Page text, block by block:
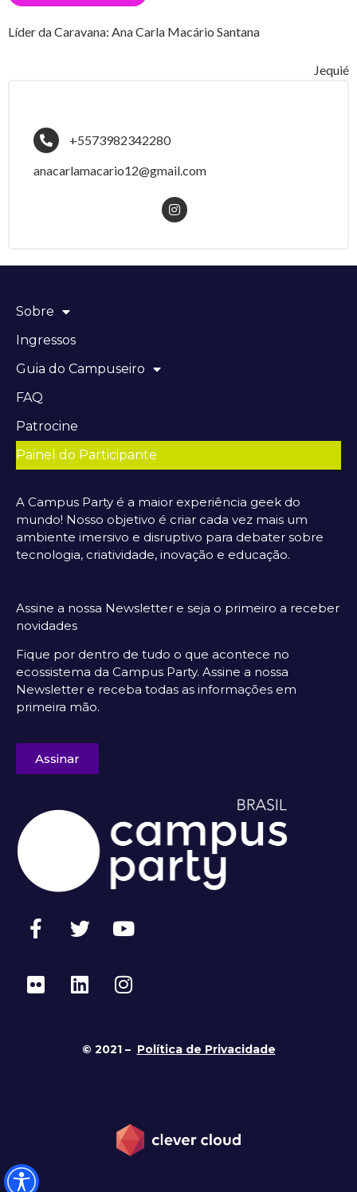
Líder da Caravana: Ana Carla Macário Santana
Jequié
+5573982342280
anacarlamacario12@gmail.com
Sobre
Ingressos
Guia do Campuseiro
FAQ
Patrocine
Painel do Participante
A Campus Party é a maior experiência geek do
mundo! Nosso objetivo é criar cada vez mais um
ambiente imersivo e disruptivo para debater sobre
tecnologia, criatividade, inovação e educação.
Assine a nossa Newsletter e seja o primeiro a receber
novidades
Fique por dentro de tudo o que acontece no
ecossistema da Campus Party. Assine a nossa
Newsletter e receba todas as informações em
primeira mão.
Assinar
© 2021 – Política de Privacidade